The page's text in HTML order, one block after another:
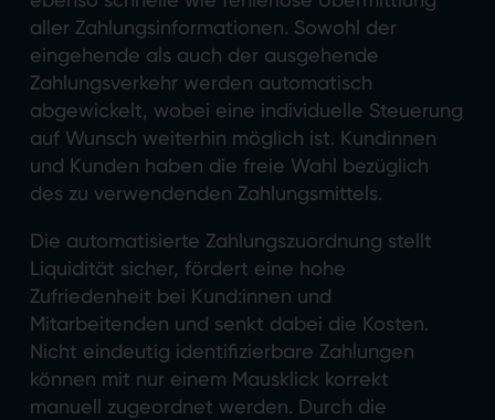
aller Zahlungsinformationen. Sowohl der
eingehende als auch der ausgehende
Zahlungsverkehr werden automatisch
abgewickelt, wobei eine individuelle Steuerung
auf Wunsch weiterhin möglich ist. Kundinnen
und Kunden haben die freie Wahl bezüglich
des zu verwendenden Zahlungsmittels.
Die automatisierte Zahlungszuordnung stellt
Liquidität sicher, fördert eine hohe
Zufriedenheit bei Kund:innen und
Mitarbeitenden und senkt dabei die Kosten.
Nicht eindeutig identifizierbare Zahlungen
können mit nur einem Mausklick korrekt
manuell zugeordnet werden. Durch die